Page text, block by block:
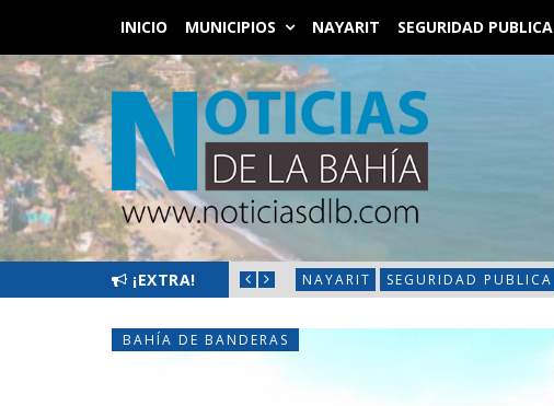
INICIO MUNICIPIOS NAYARIT SEGURIDAD PUBLICA
¡EXTRA!
EN BAHÍA DE BANDERAS NAYARIT SEGURIDAD PUBLICA
BAHÍA DE BANDERAS